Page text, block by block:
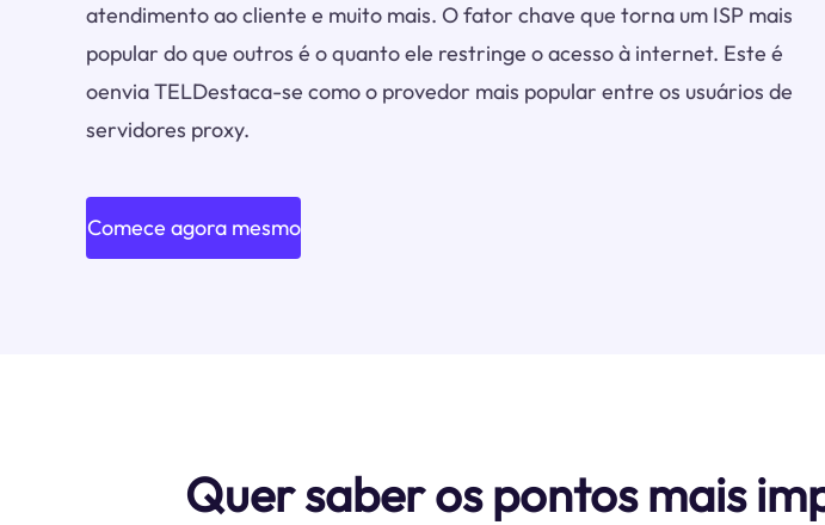
atendimento ao cliente e muito mais. O fator chave que torna um ISP mais
popular do que outros é o quanto ele restringe o acesso à internet. Este é
oenvia TELDestaca-se como o provedor mais popular entre os usuários de
servidores proxy.
Comece agora mesmo
Quer saber os pontos mais